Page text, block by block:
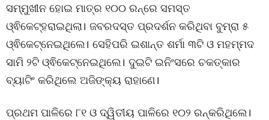
ସମ୍ମୁଖୀନ ହୋଇ ମାତ୍ର ୧୦୦ ରନ୍‌ରେ ସମସ୍ତ
ଓ୍ଵିକେଟ୍‌ହରାଇଥିଲା। ଜବରଦସ୍ତ ପ୍ରଦର୍ଶନ କରିଥିବା ବୁମ୍‌ରା ୫
ଓ୍ଵିକେଟ୍‌ନେଇଥିଲେ। ସେହିପରି ଇଶାନ୍ତ ଶର୍ମା ୩ଟି ଓ ମହମ୍ମଦ
ସାମି ୨ଟି ଓ୍ଵିକେଟ୍‌ନେଇଥିଲେ। ଦୁଇଟି ଇନିଂସରେ ଚକତ୍କାର
ବ୍ୟାଟିଂ କରିଥିଲେ ଅଜିଙ୍କ୍ୟ ରାହାଣେ।
ପ୍ରଥମ ପାଳିରେ ୮୧ ଓ ଦ୍ୱିତୀୟ ପାଳିରେ ୧୦୨ ରନ୍‌କରିଥିଲେ।